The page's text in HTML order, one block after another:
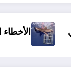
الشائعة التي